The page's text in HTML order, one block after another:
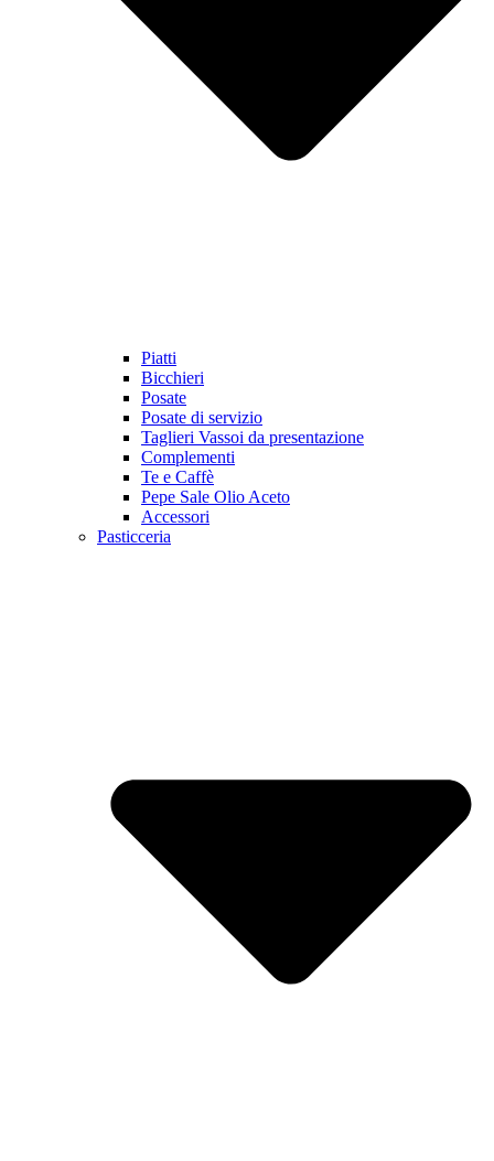
Piatti
Bicchieri
Posate
Posate di servizio
Taglieri Vassoi da presentazione
Complementi
Te e Caffè
Pepe Sale Olio Aceto
Accessori
Pasticceria